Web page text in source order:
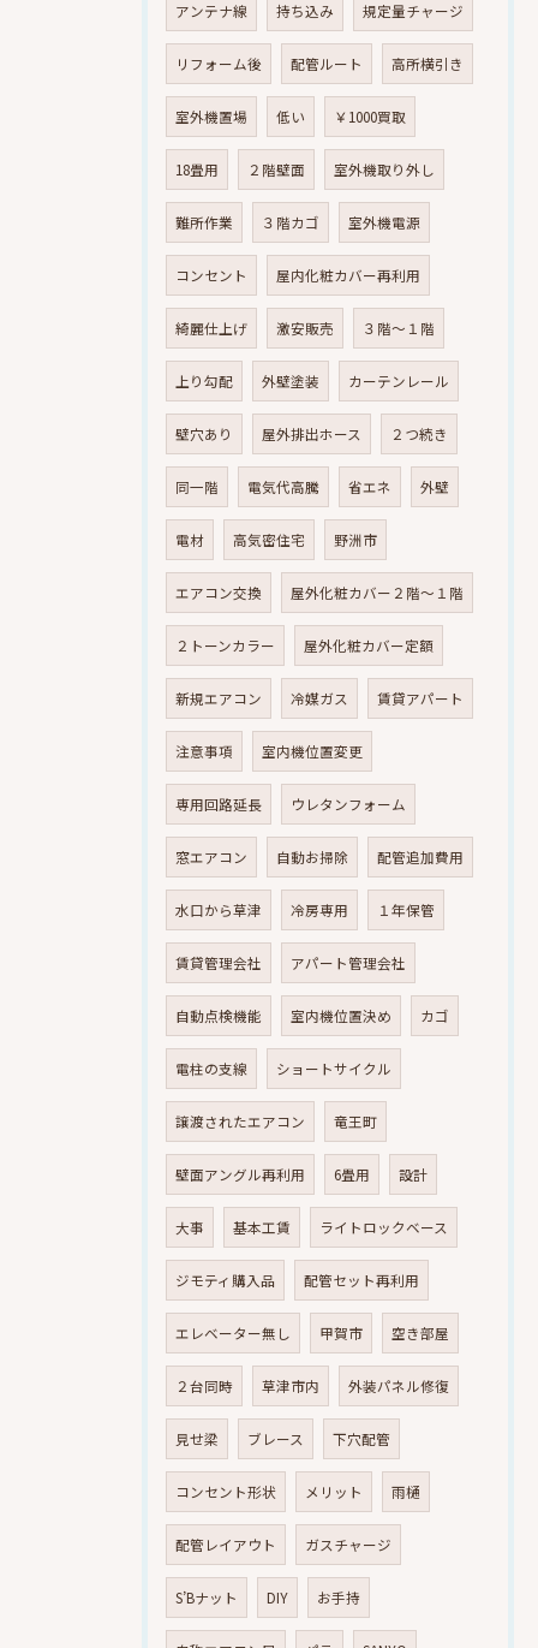
アンテナ線 持ち込み 規定量チャージ
リフォーム後 配管ルート 高所横引き
室外機置場 低い ￥1000買取
18畳用 ２階壁面 室外機取り外し
難所作業 ３階カゴ 室外機電源
コンセント 屋内化粧カバー再利用
綺麗仕上げ 激安販売 ３階～１階
上り勾配 外壁塗装 カーテンレール
壁穴あり 屋外排出ホース ２つ続き
同一階 電気代高騰 省エネ 外壁
電材 高気密住宅 野洲市
エアコン交換 屋外化粧カバー２階～１階
２トーンカラー 屋外化粧カバー定額
新規エアコン 冷媒ガス 賃貸アパート
注意事項 室内機位置変更
専用回路延長 ウレタンフォーム
窓エアコン 自動お掃除 配管追加費用
水口から草津 冷房専用 １年保管
賃貸管理会社 アパート管理会社
自動点検機能 室内機位置決め カゴ
電柱の支線 ショートサイクル
譲渡されたエアコン 竜王町
壁面アングル再利用 6畳用 設計
大事 基本工賃 ライトロックベース
ジモティ購入品 配管セット再利用
エレベーター無し 甲賀市 空き部屋
２台同時 草津市内 外装パネル修復
見せ梁 ブレース 下穴配管
コンセント形状 メリット 雨樋
配管レイアウト ガスチャージ
S’Bナット DIY お手持